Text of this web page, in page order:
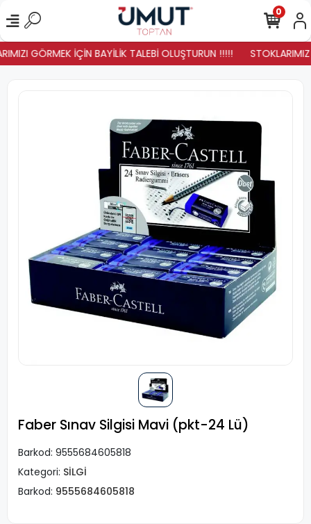
GÖRMEK İÇİN BAYİLİK TALEBİ OLUŞTURUN !!!!!
0
Faber Sınav Silgisi Mavi (pkt-24 Lü)
Barkod: 9555684605818
Kategori: SİLGİ
Barkod: 9555684605818